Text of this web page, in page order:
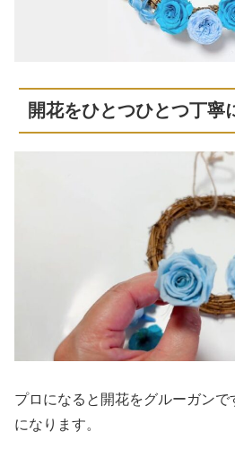
開花をひとつひとつ丁寧
プロになると開花をグルーガン
になります。